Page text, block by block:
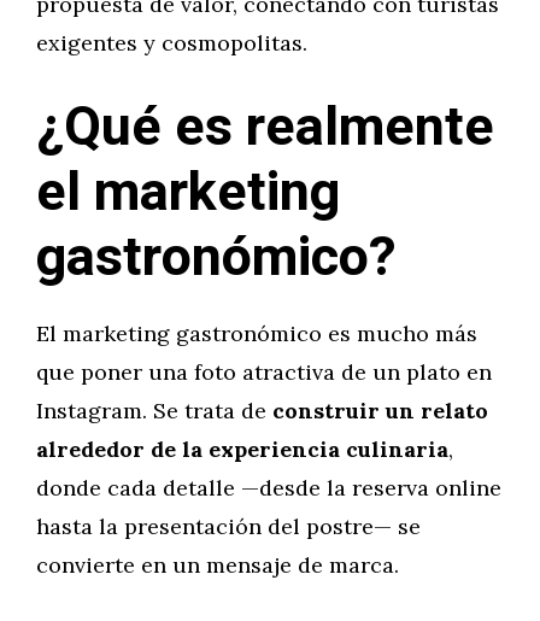
exigentes y cosmopolitas.
¿Qué es realmente
el marketing
gastronómico?
El marketing gastronómico es mucho más
que poner una foto atractiva de un plato en
Instagram. Se trata de construir un relato
alrededor de la experiencia culinaria,
donde cada detalle —desde la reserva online
hasta la presentación del postre— se
convierte en un mensaje de marca.